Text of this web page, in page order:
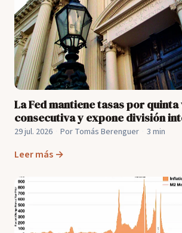
La Fed mantiene tasas por quinta
consecutiva y expone división
29 jul. 2026 Por Tomás Berenguer 3 min
Leer más →